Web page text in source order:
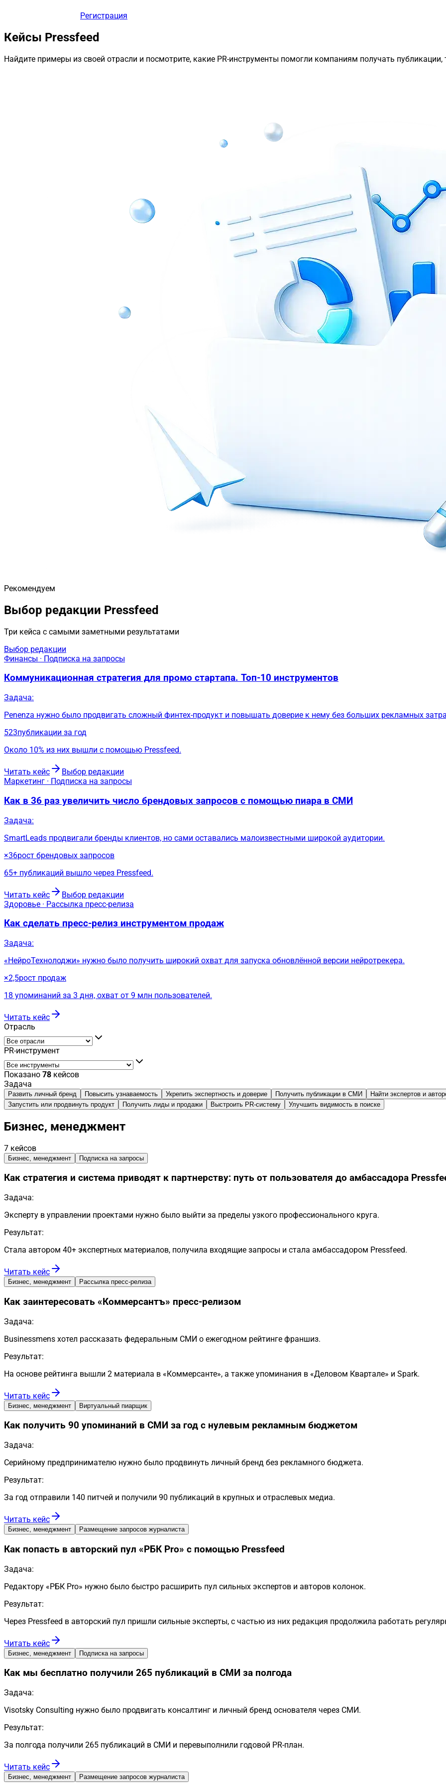
Регистрация
Кейсы Pressfeed
Найдите примеры из своей отрасли и посмотрите, какие PR-инструменты помогли компаниям получать
Рекомендуем
Выбор редакции Pressfeed
Три кейса с самыми заметными результатами
Выбор редакции
Финансы · Подписка на запросы
Коммуникационная стратегия для промо стартапа. Топ-10 инструментов
Задача:
Penenza нужно было продвигать сложный финтех-продукт и повышать доверие к нему без больших рекламных
523публикации за год
Около 10% из них вышли с помощью Pressfeed.
Читать кейс
Выбор редакции
Маркетинг · Подписка на запросы
Как в 36 раз увеличить число брендовых запросов с помощью пиара в СМИ
Задача:
SmartLeads продвигали бренды клиентов, но сами оставались малоизвестными широкой аудитории.
×36рост брендовых запросов
65+ публикаций вышло через Pressfeed.
Читать кейс
Выбор редакции
Здоровье · Рассылка пресс-релиза
Как сделать пресс-релиз инструментом продаж
Задача:
«НейроТехнолоджи» нужно было получить широкий охват для запуска обновлённой версии нейротрекера.
×2,5рост продаж
18 упоминаний за 3 дня, охват от 9 млн пользователей.
Читать кейс
Отрасль
PR-инструмент
Показано 78 кейсов
Задача
Развить личный бренд Повысить узнаваемость Укрепить экспертность и доверие Получить публикации в СМИ
Найти экспертов и
Запустить или продвинуть продукт
Получить лиды и продажи Выстроить PR-систему Улучшить видимость в поиске
Бизнес, менеджмент
7 кейсов
Бизнес, менеджмент Подписка на запросы
Как стратегия и система приводят к партнерству: путь от пользователя до амбассадора
Задача:
Эксперту в управлении проектами нужно было выйти за пределы узкого профессионального круга.
Результат:
Стала автором 40+ экспертных материалов, получила входящие запросы и стала амбассадором Pressfeed.
Читать кейс
Бизнес, менеджмент Рассылка пресс-релиза
Как заинтересовать «Коммерсантъ» пресс-релизом
Задача:
Businessmens хотел рассказать федеральным СМИ о ежегодном рейтинге франшиз.
Результат:
На основе рейтинга вышли 2 материала в «Коммерсанте», а также упоминания в «Деловом Квартале» и Spark.
Читать кейс
Бизнес, менеджмент Виртуальный пиарщик
Как получить 90 упоминаний в СМИ за год с нулевым рекламным бюджетом
Задача:
Серийному предпринимателю нужно было продвинуть личный бренд без рекламного бюджета.
Результат:
За год отправили 140 питчей и получили 90 публикаций в крупных и отраслевых медиа.
Читать кейс
Бизнес, менеджмент Размещение запросов журналиста
Как попасть в авторский пул «РБК Pro» с помощью Pressfeed
Задача:
Редактору «РБК Pro» нужно было быстро расширить пул сильных экспертов и авторов колонок.
Результат:
Через Pressfeed в авторский пул пришли сильные эксперты, с частью из них редакция продолжила работать
Читать кейс
Бизнес, менеджмент Подписка на запросы
Как мы бесплатно получили 265 публикаций в СМИ за полгода
Задача:
Visotsky Consulting нужно было продвигать консалтинг и личный бренд основателя через СМИ.
Результат:
За полгода получили 265 публикаций в СМИ и перевыполнили годовой PR-план.
Читать кейс
Бизнес, менеджмент Размещение запросов журналиста